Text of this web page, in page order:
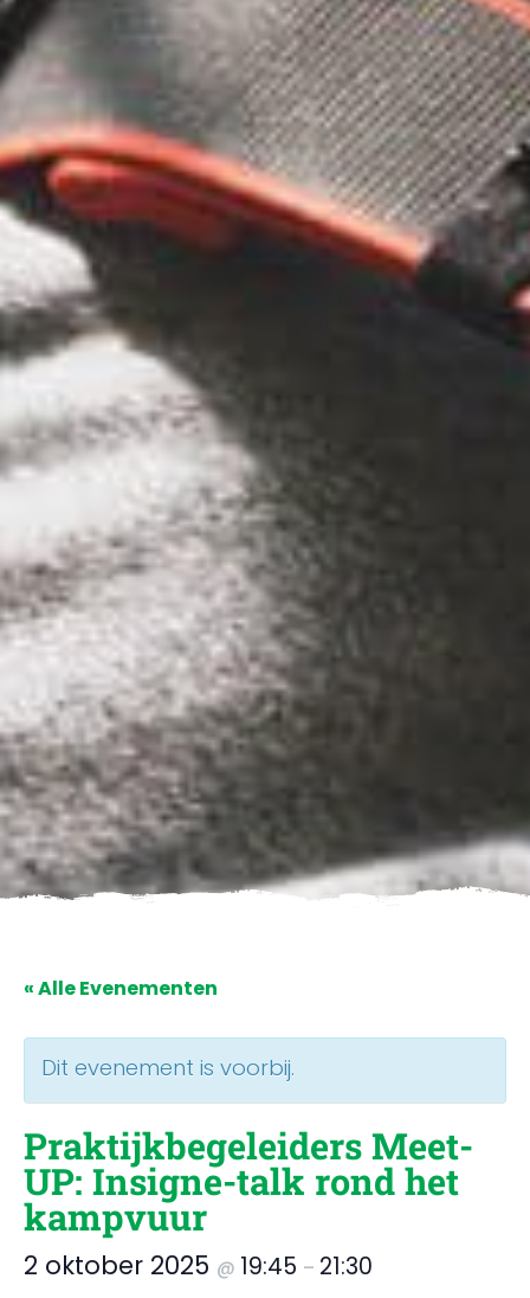
« Alle Evenementen
Dit evenement is voorbij.
Praktijkbegeleiders Meet-
UP: Insigne-talk rond het
kampvuur
2 oktober 2025 @ 19:45 – 21:30